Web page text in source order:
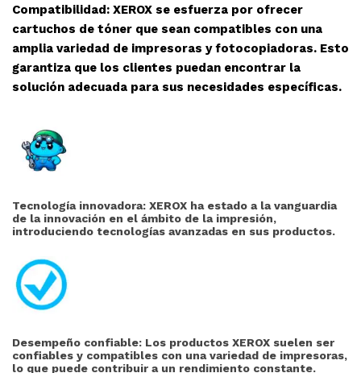
Compatibilidad: XEROX se esfuerza por ofrecer
cartuchos de tóner que sean compatibles con una
amplia variedad de impresoras y fotocopiadoras. Esto
garantiza que los clientes puedan encontrar la
solución adecuada para sus necesidades específicas.
Tecnología innovadora: XEROX ha estado a la vanguardia
de la innovación en el ámbito de la impresión,
introduciendo tecnologías avanzadas en sus productos.
Desempeño confiable: Los productos XEROX suelen ser
confiables y compatibles con una variedad de impresoras,
lo que puede contribuir a un rendimiento constante.